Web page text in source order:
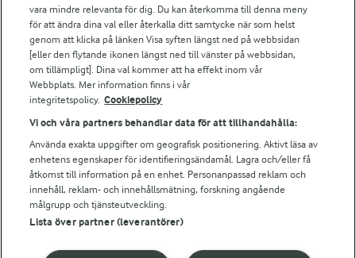
Bildbank
Följ oss
© 2026 Arla Foods
vara mindre relevanta för dig. Du kan återkomma till denna meny
för att ändra dina val eller återkalla ditt samtycke när som helst
genom att klicka på länken Visa syften längst ned på webbsidan
[eller den flytande ikonen längst ned till vänster på webbsidan,
om tillämpligt]. Dina val kommer att ha effekt inom vår
Webbplats. Mer information finns i vår
integritetspolicy. Cookiepolicy
Vi och våra partners behandlar data för att tillhandahålla:
Använda exakta uppgifter om geografisk positionering. Aktivt läsa av
enhetens egenskaper för identifieringsändamål. Lagra och/eller få
åtkomst till information på en enhet. Personanpassad reklam och
innehåll, reklam- och innehållsmätning, forskning angående
målgrupp och tjänsteutveckling.
Lista över partner (leverantörer)